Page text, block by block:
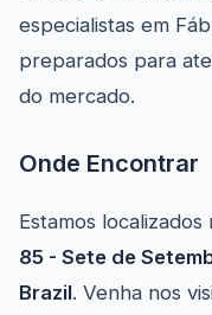
especialistas em
preparados para
do mercado.
Onde Encontrar
Estamos localizados
85 - Sete de
Brazil. Venha nos